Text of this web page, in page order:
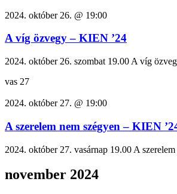
2024. október 26. @ 19:00
A víg özvegy – KIEN ’24
2024. október 26. szombat 19.00 A víg
vas 27
2024. október 27. @ 19:00
A szerelem nem szégyen – KIEN
2024. október 27. vasárnap 19.00 A
november 2024